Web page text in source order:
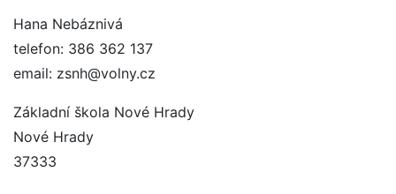
Hana Nebáznivá
telefon: 386 362 137
email: zsnh@volny.cz
Základní škola Nové Hrady
Nové Hrady
37333